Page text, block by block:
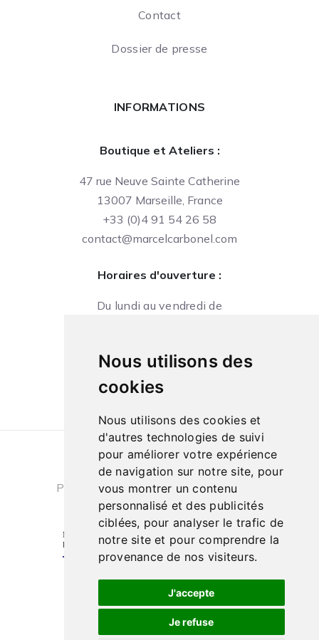
Nous utilisons des
cookies
Nous utilisons des cookies et
d'autres technologies de suivi
pour améliorer votre expérience
de navigation sur notre site, pour
vous montrer un contenu
personnalisé et des publicités
ciblées, pour analyser le trafic de
notre site et pour comprendre la
provenance de nos visiteurs.
J'accepte
Je refuse
Contact
Dossier de presse
INFORMATIONS
Boutique et Ateliers :
47 rue Neuve Sainte Catherine
13007 Marseille, France
+33 (0)4 91 54 26 58
contact@marcelcarbonel.com
Horaires d'ouverture :
Du lundi au vendredi de
10h à 13h et de 14h à 18h
Conditions générales de ventes
|
Politique de confidentialité
| Cookies